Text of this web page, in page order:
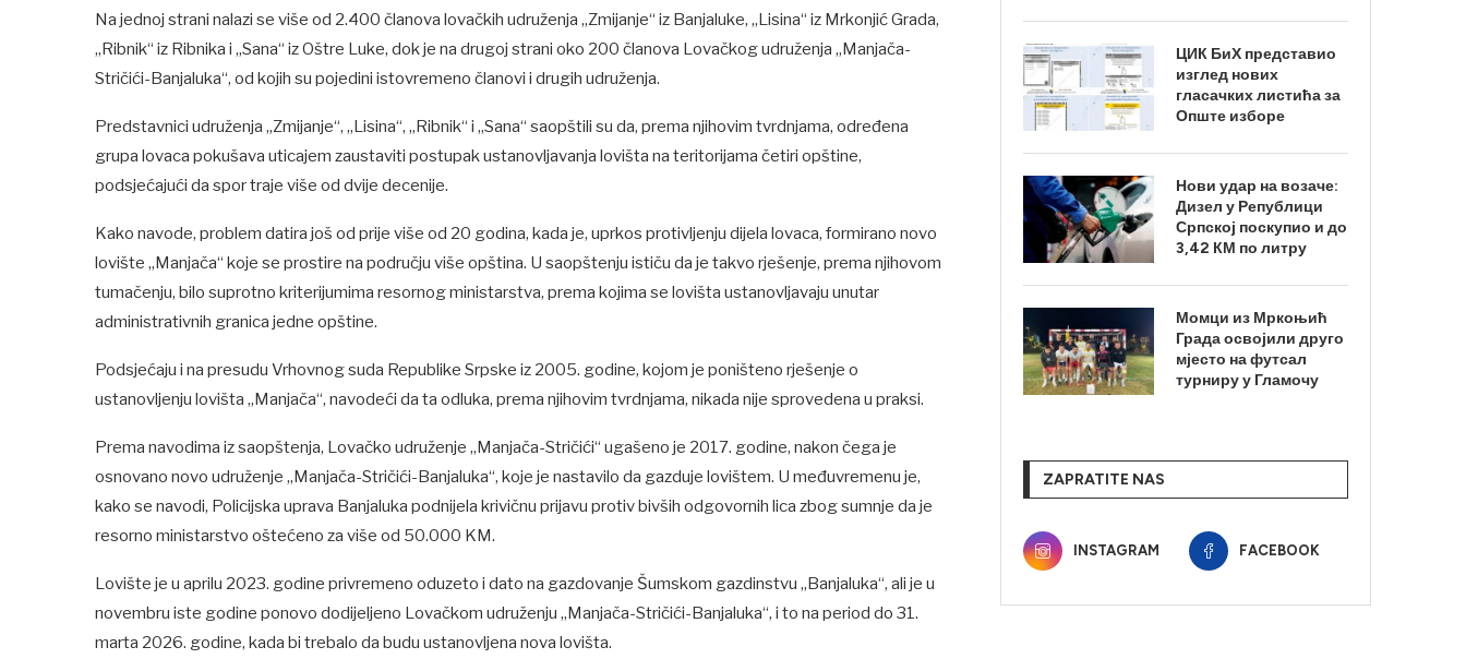
Na jednoj strani nalazi se više od 2.400 članova lovačkih udruženja „Zmijanje“ iz Banjaluke, „Lisina“ iz Mrkonjić Grada,
„Ribnik“ iz Ribnika i „Sana“ iz Oštre Luke, dok je na drugoj strani oko 200 članova Lovačkog udruženja „Manjača-
Stričići-Banjaluka“, od kojih su pojedini istovremeno članovi i drugih udruženja.
Predstavnici udruženja „Zmijanje“, „Lisina“, „Ribnik“ i „Sana“ saopštili su da, prema njihovim tvrdnjama, određena
grupa lovaca pokušava uticajem zaustaviti postupak ustanovljavanja lovišta na teritorijama četiri opštine,
podsjećajući da spor traje više od dvije decenije.
Kako navode, problem datira još od prije više od 20 godina, kada je, uprkos protivljenju dijela lovaca, formirano novo
lovište „Manjača“ koje se prostire na području više opština. U saopštenju ističu da je takvo rješenje, prema njihovom
tumačenju, bilo suprotno kriterijumima resornog ministarstva, prema kojima se lovišta ustanovljavaju unutar
administrativnih granica jedne opštine.
Podsjećaju i na presudu Vrhovnog suda Republike Srpske iz 2005. godine, kojom je poništeno rješenje o
ustanovljenju lovišta „Manjača“, navodeći da ta odluka, prema njihovim tvrdnjama, nikada nije sprovedena u praksi.
Prema navodima iz saopštenja, Lovačko udruženje „Manjača-Stričići“ ugašeno je 2017. godine, nakon čega je
osnovano novo udruženje „Manjača-Stričići-Banjaluka“, koje je nastavilo da gazduje lovištem. U međuvremenu je,
kako se navodi, Policijska uprava Banjaluka podnijela krivičnu prijavu protiv bivših odgovornih lica zbog sumnje da je
resorno ministarstvo oštećeno za više od 50.000 KM.
Lovište je u aprilu 2023. godine privremeno oduzeto i dato na gazdovanje Šumskom gazdinstvu „Banjaluka“, ali je u
novembru iste godine ponovo dodijeljeno Lovačkom udruženju „Manjača-Stričići-Banjaluka“, i to na period do 31.
marta 2026. godine, kada bi trebalo da budu ustanovljena nova lovišta.
ЦИК БиХ представио
изглед нових
гласачких листића за
Опште изборе
Нови удар на возаче:
Дизел у Републици
Српској поскупио и до
3,42 КМ по литру
Момци из Мркоњић
Града освојили друго
мјесто на футсал
турниру у Гламочу
ZAPRATITE NAS
INSTAGRAM FACEBOOK